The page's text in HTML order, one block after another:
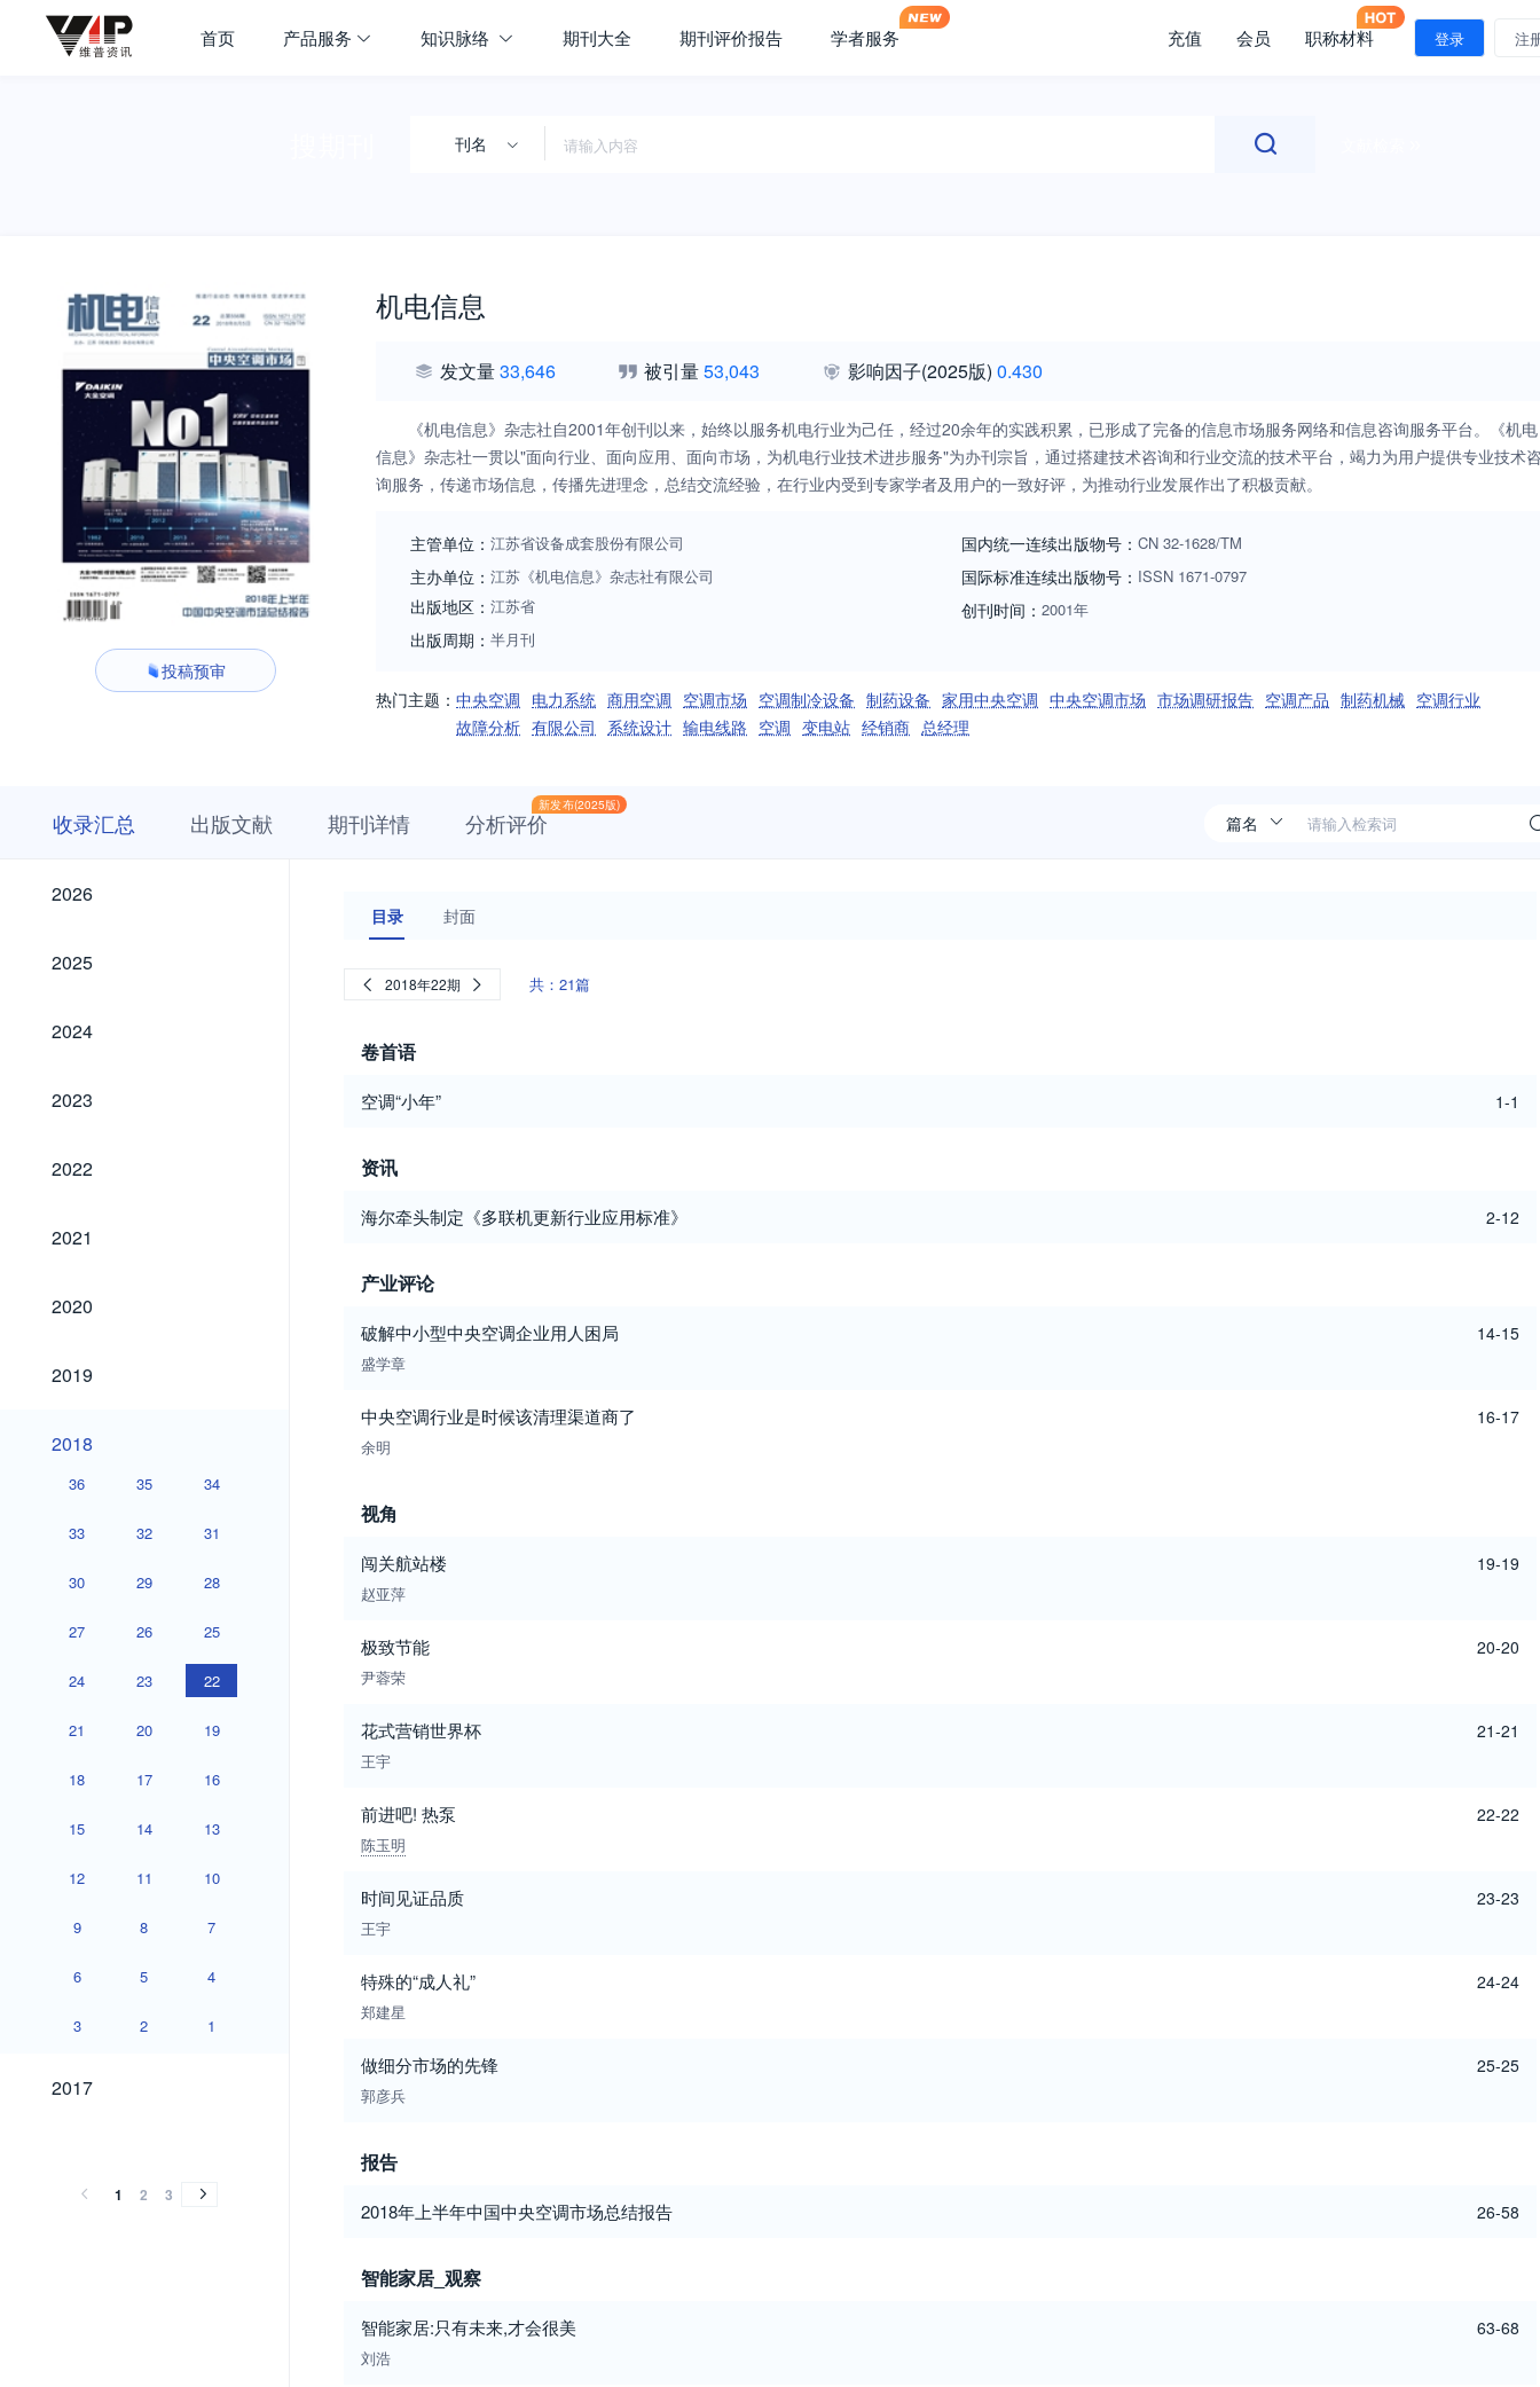
首页 产品服务 知识脉络 期刊大全 期刊评价报告 学者服务 充值 会员 职称材料 登录 注
刊名
投稿预审
机电信息
发文量33,646 被引量53,043 影响因子(2025版) 0.430
《机电信息》杂志社自2001年创刊以来，始终以服务机电行业为己任，经过20余年的实践积累，已形成了完备的信息市场服务网络和信息咨询服务平台。《机电
信息》杂志社一贯以"面向行业、面向应用、面向市场，为机电行业技术进步服务"为办刊宗旨，通过搭建技术咨询和行业交流的技术平台，竭力为用户提供专业技术
询服务，传递市场信息，传播先进理念，总结交流经验，在行业内受到专家学者及用户的一致好评，为推动行业发展作出了积极贡献。
主管单位： 江苏省设备成套股份有限公司
主办单位： 江苏《机电信息》杂志社有限公司
出版地区： 江苏省
出版周期： 半月刊
国内统一连续出版物号： CN 32-1628/TM
国际标准连续出版物号 ： ISSN 1671-0797
创刊时间： 2001年
热门主题： 中央空调 电力系统 商用空调 空调市场 空调制冷设备 制药设备 家用中央空调 中央空调市场 市场调研报告 空调产品 制药机械 空调行业
故障分析 有限公司 系统设计 输电线路 空调 变电站 经销商 总经理
收录汇总 出版文献 期刊详情
新发布(2025版)
分析评价
2026
2026
2025
2025
2024
2024
2023
2023
2022
2022
2021
2021
2020
2020
2019
2019
2018
2018
36 35 34
33 32 31
30 29 28
27 26 25
24 23 22
21 20 19
18 17 16
15 14 13
12 11 10
9 8 7
6 5 4
3 2 1
2017
2017
1 2 3
目录 封面
2018年22期 共：21篇
卷首语
空调“小年” 1-1
资讯
海尔牵头制定《多联机更新行业应用标准》 2-12
产业评论
破解中小型中央空调企业用人困局
盛学章
14-15
中央空调行业是时候该清理渠道商了
余明
16-17
视角
闯关航站楼
赵亚萍
19-19
极致节能
尹蓉荣
20-20
花式营销世界杯
王宇
21-21
前进吧! 热泵
陈玉明
22-22
时间见证品质
王宇
23-23
特殊的“成人礼”
郑建星
24-24
做细分市场的先锋
郭彦兵
25-25
报告
2018年上半年中国中央空调市场总结报告 26-58
智能家居_观察
智能家居:只有未来,才会很美
刘浩
63-68